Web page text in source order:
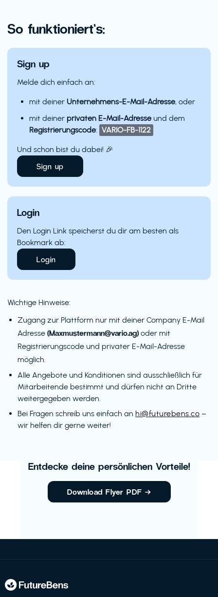
So funktioniert’s:
Sign up
Melde dich einfach an:
mit deiner Unternehmens-E-Mail-Adresse, oder
mit deiner privaten E-Mail-Adresse und dem
Registrierungscode: VARIO-FB-1122
Und schon bist du dabei! 🎉
Sign up
Login
Den Login Link speicherst du dir am besten als
Bookmark ab:
Login
Wichtige Hinweise:
Zugang zur Plattform nur mit deiner Company E-Mail
Adresse (Maxmustermann@vario.ag) oder mit
Registrierungscode und privater E-Mail-Adresse
möglich.
Alle Angebote und Konditionen sind ausschließlich für
Mitarbeitende bestimmt und dürfen nicht an Dritte
weitergegeben werden.
Bei Fragen schreib uns einfach an hi@futurebens.co –
wir helfen dir gerne weiter!
Entdecke deine persönlichen Vorteile!
Download Flyer PDF →